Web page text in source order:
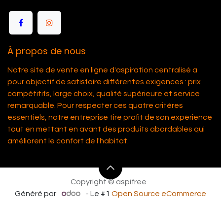
À propos de nous
Notre site de vente en ligne d'aspiration centralisé a
pour objectif de satisfaire différentes exigences : prix
compétitifs, large choix, qualité supérieure et service
remarquable. Pour respecter ces quatre critères
essentiels, notre entreprise tire profit de son expérience
tout en mettant en avant des produits abordables qui
améliorent le confort de l'habitat.
Copyright © aspifree
Généré par
- Le #1Open Source eCommerce